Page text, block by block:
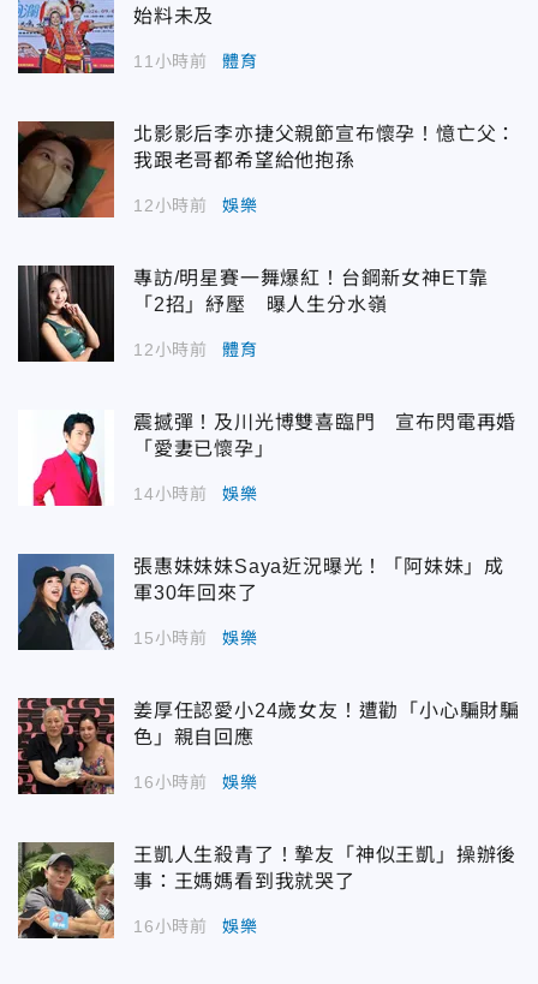
始料未及
11小時前 體育
北影影后李亦捷父親節宣布懷孕！憶亡父：
我跟老哥都希望給他抱孫
12小時前 娛樂
專訪/明星賽一舞爆紅！台鋼新女神ET靠
「2招」紓壓 曝人生分水嶺
12小時前 體育
震撼彈！及川光博雙喜臨門 宣布閃電再婚
「愛妻已懷孕」
14小時前 娛樂
張惠妹妹妹Saya近況曝光！「阿妹妹」成
軍30年回來了
15小時前 娛樂
姜厚任認愛小24歲女友！遭勸「小心騙財騙
色」親自回應
16小時前 娛樂
王凱人生殺青了！摯友「神似王凱」操辦後
事：王媽媽看到我就哭了
16小時前 娛樂